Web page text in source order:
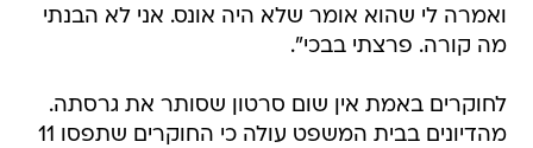
ואמרה לי שהוא אומר שלא היה אונס. אני לא הבנתי
מה קורה. פרצתי בבכי".
לחוקרים באמת אין שום סרטון שסותר את גרסתה.
מהדיונים בבית המשפט עולה כי החוקרים שתפסו 11